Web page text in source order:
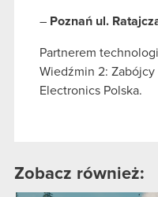
– Poznań ul.
Partnerem
Wiedźmin 2: Zabójcy
Electronics Polska.
Zobacz również: